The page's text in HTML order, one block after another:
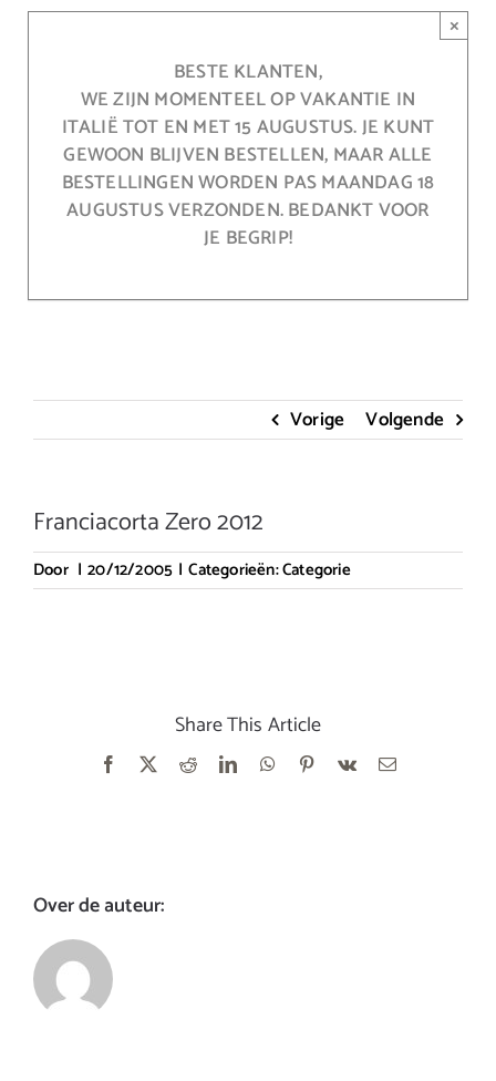
BESTE KLANTEN,
WE ZIJN MOMENTEEL OP VAKANTIE IN
ITALIË TOT EN MET 15 AUGUSTUS. JE KUNT
GEWOON BLIJVEN BESTELLEN, MAAR ALLE
BESTELLINGEN WORDEN PAS MAANDAG 18
AUGUSTUS VERZONDEN. BEDANKT VOOR
JE BEGRIP!
×
Vorige Volgende
Franciacorta Zero 2012
Door | 20/12/2005 | Categorieën:Categorie
Share This Article
Facebook RedditLinkedInWhatsApp
Pinterest
Vk
E-
Over de auteur: